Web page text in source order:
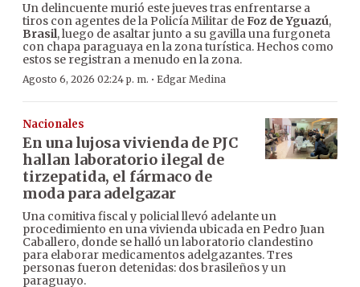
Un delincuente murió este jueves tras enfrentarse a
tiros con agentes de la Policía Militar deFoz de Yguazú,
Brasil, luego de asaltar junto a su gavilla una furgoneta
con chapa paraguaya en la zona turística. Hechos como
estos se registran a menudo en la zona.
Agosto 6, 2026 02:24 p. m. · Edgar Medina
Nacionales
En una lujosa vivienda de PJC
hallan laboratorio ilegal de
tirzepatida, el fármaco de
moda para adelgazar
Una comitiva fiscal y policial llevó adelante un
procedimiento en una vivienda ubicada en Pedro Juan
Caballero, donde se halló un laboratorio clandestino
para elaborar medicamentos adelgazantes. Tres
personas fueron detenidas: dos brasileños y un
paraguayo.